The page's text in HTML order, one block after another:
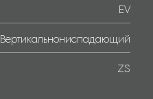
EV
Вертикальнониспадающий
ZS